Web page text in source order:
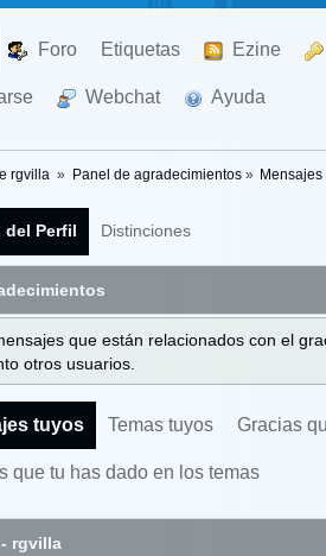
Foro Etiquetas Ezine
Webchat Ayuda
rgvilla » Panel de agradecimientos» Mensajes
del Perfil Distinciones
que están relacionados con el
otros usuarios.
tuyos Temas tuyos Gracias
que tu has dado en los temas
rgvilla